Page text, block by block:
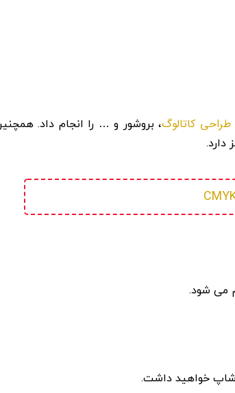
طراحی کاتالوگ، بروشور و … را انجام داد.
می شود.
خواهید داشت.